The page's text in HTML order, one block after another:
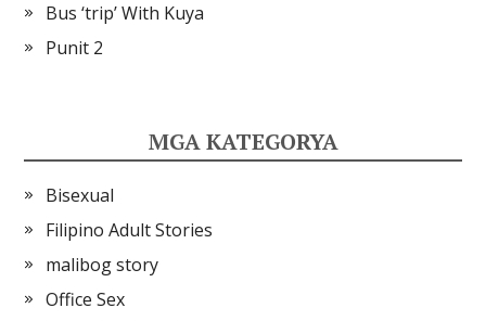
Bus ‘trip’ With Kuya
Punit 2
MGA KATEGORYA
Bisexual
Filipino Adult Stories
malibog story
Office Sex